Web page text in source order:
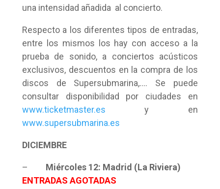
una intensidad añadida al concierto.
Respecto a los diferentes tipos de entradas,
entre los mismos los hay con acceso a la
prueba de sonido, a conciertos acústicos
exclusivos, descuentos en la compra de los
discos de Supersubmarina,…. Se puede
consultar disponibilidad por ciudades en
www.ticketmaster.es y en
www.supersubmarina.es
DICIEMBRE
– Miércoles 12: Madrid (La Riviera)
ENTRADAS AGOTADAS